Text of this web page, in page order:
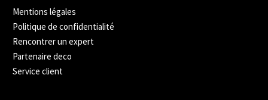
Mentions légales
Politique de confidentialité
Rencontrer un expert
Partenaire deco
Service client